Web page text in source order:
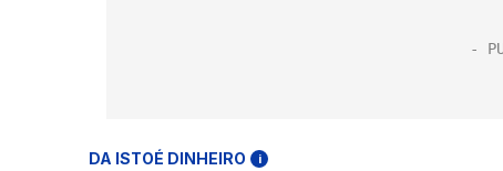
DA ISTOÉ DINHEIRO i